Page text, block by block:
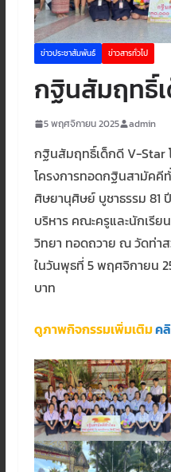
ข่าวประชาสัมพันธ์ ข่าวสารทั่วไป
กฐินสัมฤทธิ์
5 พฤศจิกายน 2025 admin
กฐินสัมฤทธิ์เด็กดี V-Star
โครงการทอดกฐินสามัคคี
ศิษยานุศิษย์ บูชาธรรม 81
บริหาร คณะครูและนักเรีย
วิทยา ทอดถวาย ณ วัดท่า
ในวันพุธที่ 5 พฤศจิกายน
บาท
ดูภาพกิจกรรมเพิ่มเติมค